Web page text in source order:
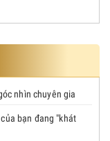
nhìn chuyên gia
bạn đang "khát